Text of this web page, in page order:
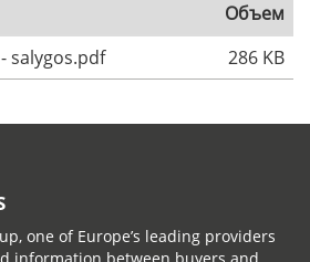
Объем
salygos.pdf
286 KB
one of Europe’s leading providers
information between buyers and